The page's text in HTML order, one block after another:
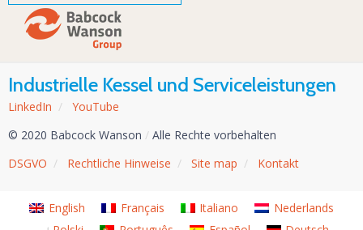
Industrielle Kessel und Serviceleistungen
LinkedIn /
YouTube
© 2020 Babcock Wanson / Alle Rechte vorbehalten
DSGVO / Rechtliche Hinweise / Site map / Kontakt
English Français Italiano
Nederlands